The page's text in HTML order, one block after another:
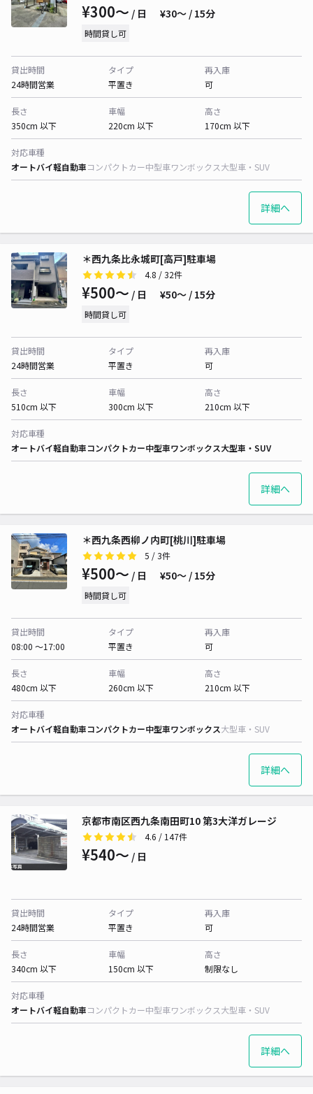
¥300〜 / 日 ¥30〜 / 15分
時間貸し可
貸出時間
24時間営業
タイプ
平置き
再入庫
可
長さ
350cm 以下
車幅
220cm 以下
高さ
170cm 以下
対応車種
オートバイ軽自動車コンパクトカー中型車ワンボックス大型車・SUV
詳細へ
＊西九条比永城町[高戸]駐車場
4.8 / 32件
¥500〜 / 日 ¥50〜 / 15分
時間貸し可
貸出時間
24時間営業
タイプ
平置き
再入庫
可
長さ
510cm 以下
車幅
300cm 以下
高さ
210cm 以下
対応車種
オートバイ軽自動車コンパクトカー中型車ワンボックス大型車・SUV
詳細へ
＊西九条西柳ノ内町[桃川]駐車場
5 / 3件
¥500〜 / 日 ¥50〜 / 15分
時間貸し可
貸出時間
08:00 〜17:00
タイプ
平置き
再入庫
可
長さ
480cm 以下
車幅
260cm 以下
高さ
210cm 以下
対応車種
オートバイ軽自動車コンパクトカー中型車ワンボックス大型車・SUV
詳細へ
京都市南区西九条南田町10 第3大洋ガレージ
4.6 / 147件
¥540〜 / 日
貸出時間
24時間営業
タイプ
平置き
再入庫
可
長さ
340cm 以下
車幅
150cm 以下
高さ
制限なし
対応車種
オートバイ軽自動車コンパクトカー中型車ワンボックス大型車・SUV
詳細へ